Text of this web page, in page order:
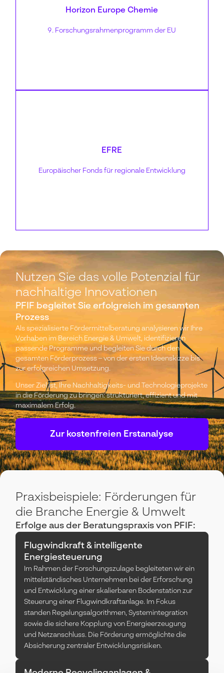
Horizon Europe Chemie
9. Forschungsrahmenprogramm der EU
Zielsetzung:
Innovationen
EFRE
Europäischer Fonds für regionale Entwicklung
unterschiedlich
Zielsetzung:
Nutzen Sie das volle Potenzial für
nachhaltige Innovationen
PFIF begleitet Sie erfolgreich im gesamten
Prozess
Als spezialisierte Fördermittelberatung analysieren wir Ihre
Vorhaben im Bereich Energie & Umwelt, identifizieren
passende Programme und begleiten Sie durch den
gesamten Förderprozess – von der ersten Ideenskizze bis
zur erfolgreichen Umsetzung.
Unser Ziel ist, Ihre Nachhaltigkeits- und Technologieprojekte
in die Förderung zu bringen: strukturiert, effizient und mit
maximalem Erfolg.
Zur kostenfreien Erstanalyse
Praxisbeispiele: Förderungen für
die Branche Energie & Umwelt
Erfolge aus der Beratungspraxis von PFIF:
Flugwindkraft & intelligente
Energiesteuerung
Im Rahmen der Forschungszulage begleiteten wir ein
mittelständisches Unternehmen bei der Erforschung
und Entwicklung einer skalierbaren Bodenstation zur
Steuerung einer Flugwindkraftanlage. Im Fokus
standen Regelungsalgorithmen, Systemintegration
sowie die sichere Kopplung von Energieerzeugung
und Netzanschluss. Die Förderung ermöglichte die
Absicherung zentraler Entwicklungsrisiken.